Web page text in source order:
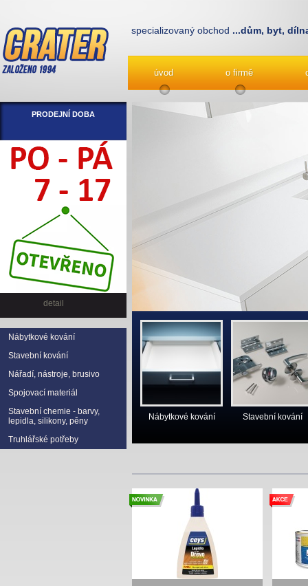
úvod o firmě
specializovaný obchod ...dům, byt,
PRODEJNÍ DOBA
detail
Nábytkové kování
Stavební kování
Nářadí, nástroje, brusivo
Spojovací materiál
Stavební chemie - barvy,
lepidla, silikony, pěny
Truhlářské potřeby
Nábytkové kování Stavební kování